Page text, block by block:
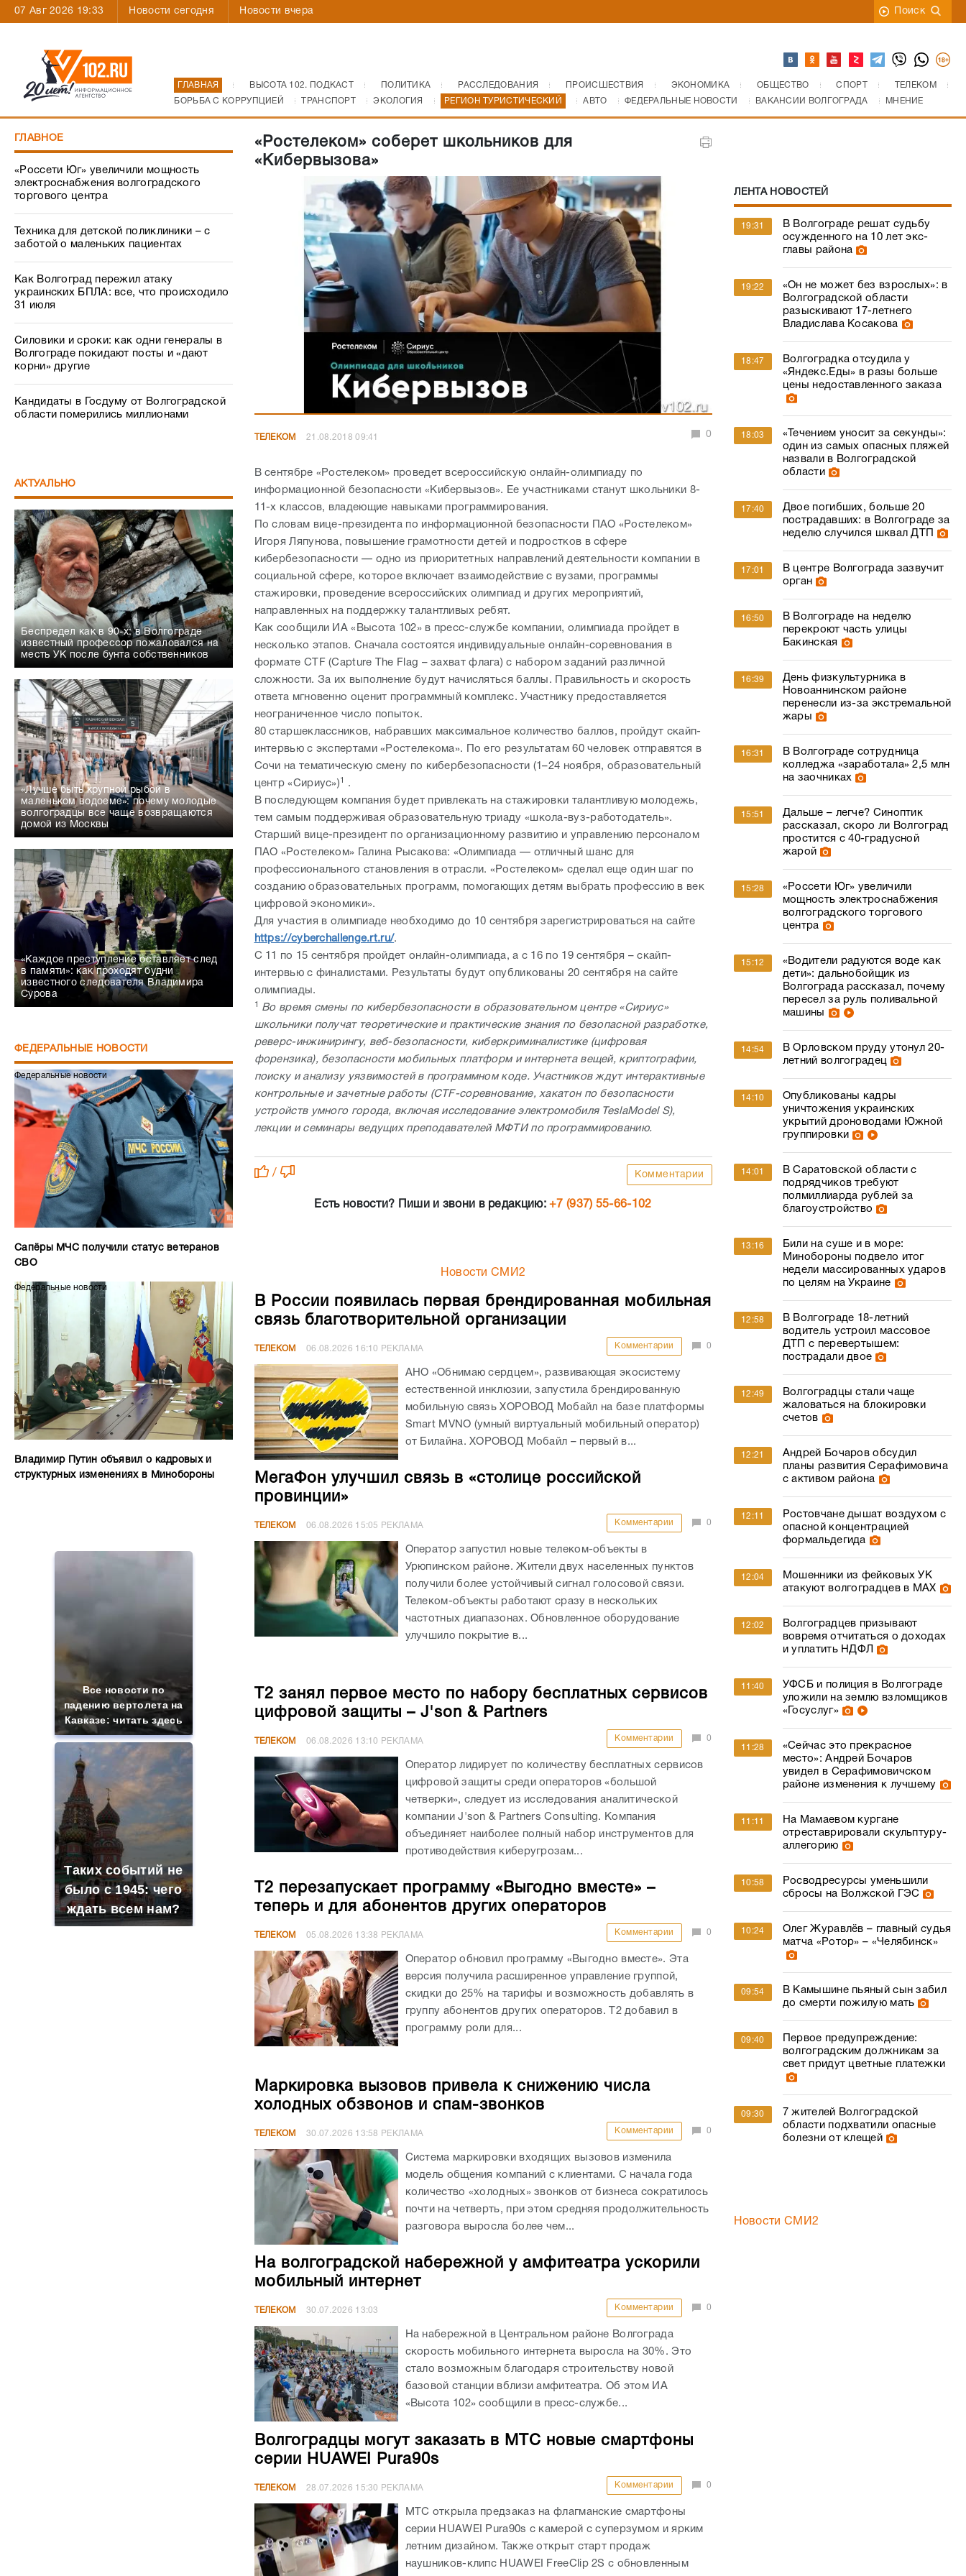
07 Авг 2026 19:33 Новости сегодня Новости вчера Поиск
ГЛАВНАЯ ВЫСОТА 102. ПОДКАСТ ПОЛИТИКА РАССЛЕДОВАНИЯ ПРОИСШЕСТВИЯ ЭКОНОМИКА ОБЩЕСТВО СПОРТ
ТЕЛЕКОМ
БОРЬБА С КОРРУПЦИЕЙ
ТРАНСПОРТ ЭКОЛОГИЯ РЕГИОН ТУРИСТИЧЕСКИЙ АВТО ФЕДЕРАЛЬНЫЕ НОВОСТИ ВАКАНСИИ ВОЛГОГРАДА МНЕНИЕ
ГЛАВНОЕ
«Россети Юг» увеличили мощность
электроснабжения волгоградского
торгового центра
Техника для детской поликлиники – с
заботой о маленьких пациентах
Как Волгоград пережил атаку
украинских БПЛА: все, что происходило
31 июля
Силовики и сроки: как одни генералы в
Волгограде покидают посты и «дают
корни» другие
Кандидаты в Госдуму от Волгоградской
области померились миллионами
АКТУАЛЬНО
Беспредел как в 90-х: в Волгограде
известный профессор пожаловался на
месть УК после бунта собственников
«Лучше быть крупной рыбой в
маленьком водоеме»: почему молодые
волгоградцы все чаще возвращаются
домой из Москвы
«Каждое преступление оставляет след
в памяти»: как проходят будни
известного следователя Владимира
Сурова
ФЕДЕРАЛЬНЫЕ НОВОСТИ
Федеральные новости
Сапёры МЧС получили статус ветеранов
СВО
Федеральные новости
Владимир Путин объявил о кадровых и
структурных изменениях в Минобороны
Все новости по
падению вертолета на
Кавказе: читать здесь
Таких событий не
было с 1945: чего
ждать всем нам?
«Ростелеком» соберет школьников для
«Кибервызова»
ТЕЛЕКОМ 21.08.2018 09:41 0
В сентябре «Ростелеком» проведет всероссийскую онлайн-олимпиаду по
информационной безопасности «Кибервызов». Ее участниками станут школьники 8-
11-х классов, владеющие навыками программирования.
По словам вице-президента по информационной безопасности ПАО «Ростелеком»
Игоря Ляпунова, повышение грамотности детей и подростков в сфере
кибербезопасности — одно из приоритетных направлений деятельности компании в
социальной сфере, которое включает взаимодействие с вузами, программы
стажировки, проведение всероссийских олимпиад и других мероприятий,
направленных на поддержку талантливых ребят.
Как сообщили ИА «Высота 102» в пресс-службе компании, олимпиада пройдет в
несколько этапов. Сначала состоятся индивидуальные онлайн-соревнования в
формате CTF (Capture The Flag – захват флага) с набором заданий различной
сложности. За их выполнение будут начисляться баллы. Правильность и скорость
ответа мгновенно оценит программный комплекс. Участнику предоставляется
неограниченное число попыток.
80 старшеклассников, набравших максимальное количество баллов, пройдут скайп-
интервью с экспертами «Ростелекома». По его результатам 60 человек отправятся в
Сочи на тематическую смену по кибербезопасности (1–24 ноября, образовательный
центр «Сириус») 1
.
В последующем компания будет привлекать на стажировки талантливую молодежь,
тем самым поддерживая образовательную триаду «школа-вуз-работодатель».
Старший вице-президент по организационному развитию и управлению персоналом
ПАО «Ростелеком» Галина Рысакова: «Олимпиада — отличный шанс для
профессионального становления в отрасли. «Ростелеком» сделал еще один шаг по
созданию образовательных программ, помогающих детям выбрать профессию в век
цифровой экономики».
Для участия в олимпиаде необходимо до 10 сентября зарегистрироваться на сайте
https://cyberchallenge.rt.ru/.
С 11 по 15 сентября пройдет онлайн-олимпиада, а с 16 по 19 сентября – скайп-
интервью с финалистами. Результаты будут опубликованы 20 сентября на сайте
олимпиады.
1
Во время смены по кибербезопасности в образовательном центре «Сириус»
школьники получат теоретические и практические знания по безопасной разработке,
реверс-инжинирингу, веб-безопасности, киберкриминалистике (цифровая
форензика), безопасности мобильных платформ и интернета вещей, криптографии,
поиску и анализу уязвимостей в программном коде. Участников ждут интерактивные
контрольные и зачетные работы (CTF-соревнование, хакатон по безопасности
устройств умного города, включая исследование электромобиля TeslaModel S),
лекции и семинары ведущих преподавателей МФТИ по программированию.
/ Комментарии
Есть новости? Пиши и звони в редакцию:+7 (937) 55-66-102
Новости СМИ2
В России появилась первая брендированная мобильная
связь благотворительной организации
ТЕЛЕКОМ 06.08.2026 16:10 РЕКЛАМА Комментарии 0
АНО «Обнимаю сердцем», развивающая экосистему
естественной инклюзии, запустила брендированную
мобильную связь ХОРОВОД Мобайл на базе платформы
Smart MVNO (умный виртуальный мобильный оператор)
от Билайна. ХОРОВОД Мобайл – первый в...
МегаФон улучшил связь в «столице российской
провинции»
ТЕЛЕКОМ 06.08.2026 15:05 РЕКЛАМА Комментарии 0
Оператор запустил новые телеком-объекты в
Урюпинском районе. Жители двух населенных пунктов
получили более устойчивый сигнал голосовой связи.
Телеком-объекты работают сразу в нескольких
частотных диапазонах. Обновленное оборудование
улучшило покрытие в...
Т2 занял первое место по набору бесплатных сервисов
цифровой защиты – J'son & Partners
ТЕЛЕКОМ 06.08.2026 13:10 РЕКЛАМА Комментарии 0
Оператор лидирует по количеству бесплатных сервисов
цифровой защиты среди операторов «большой
четверки», следует из исследования аналитической
компании J'son & Partners Consulting. Компания
объединяет наиболее полный набор инструментов для
противодействия киберугрозам...
Т2 перезапускает программу «Выгодно вместе» –
теперь и для абонентов других операторов
ТЕЛЕКОМ 05.08.2026 13:38 РЕКЛАМА Комментарии 0
Оператор обновил программу «Выгодно вместе». Эта
версия получила расширенное управление группой,
скидки до 25% на тарифы и возможность добавлять в
группу абонентов других операторов. Т2 добавил в
программу роли для...
Маркировка вызовов привела к снижению числа
холодных обзвонов и спам-звонков
ТЕЛЕКОМ 30.07.2026 13:58 РЕКЛАМА Комментарии 0
Система маркировки входящих вызовов изменила
модель общения компаний с клиентами. С начала года
количество «холодных» звонков от бизнеса сократилось
почти на четверть, при этом средняя продолжительность
разговора выросла более чем...
На волгоградской набережной у амфитеатра ускорили
мобильный интернет
ТЕЛЕКОМ 30.07.2026 13:03 Комментарии 0
На набережной в Центральном районе Волгограда
скорость мобильного интернета выросла на 30%. Это
стало возможным благодаря строительству новой
базовой станции вблизи амфитеатра. Об этом ИА
«Высота 102» сообщили в пресс-службе...
Волгоградцы могут заказать в МТС новые смартфоны
серии HUAWEI Pura90s
ТЕЛЕКОМ 28.07.2026 15:30 РЕКЛАМА Комментарии 0
МТС открыла предзаказ на флагманские смартфоны
серии HUAWEI Pura90s с камерой с суперзумом и ярким
летним дизайном. Также открыт старт продаж
наушников-клипс HUAWEI FreeClip 2S с обновленным
ЛЕНТА НОВОСТЕЙ
19:31
В Волгограде решат судьбу
осужденного на 10 лет экс-
главы района
19:22
«Он не может без взрослых»: в
Волгоградской области
разыскивают 17-летнего
Владислава Косакова
18:47
Волгоградка отсудила у
«Яндекс.Еды» в разы больше
цены недоставленного заказа
18:03
«Течением уносит за секунды»:
один из самых опасных пляжей
назвали в Волгоградской
области
17:40
Двое погибших, больше 20
пострадавших: в Волгограде за
неделю случился шквал ДТП
17:01
В центре Волгограда зазвучит
орган
16:50
В Волгограде на неделю
перекроют часть улицы
Бакинская
16:39
День физкультурника в
Новоаннинском районе
перенесли из-за экстремальной
жары
16:31
В Волгограде сотрудница
колледжа «заработала» 2,5 млн
на заочниках
15:51
Дальше – легче? Синоптик
рассказал, скоро ли Волгоград
простится с 40-градусной
жарой
15:28
«Россети Юг» увеличили
мощность электроснабжения
волгоградского торгового
центра
15:12
«Водители радуются воде как
дети»: дальнобойщик из
Волгограда рассказал, почему
пересел за руль поливальной
машины
14:54
В Орловском пруду утонул 20-
летний волгоградец
14:10
Опубликованы кадры
уничтожения украинских
укрытий дроноводами Южной
группировки
14:01
В Саратовской области с
подрядчиков требуют
полмиллиарда рублей за
благоустройство
13:16
Били на суше и в море:
Минобороны подвело итог
недели массированных ударов
по целям на Украине
12:58
В Волгограде 18-летний
водитель устроил массовое
ДТП с перевертышем:
пострадали двое
12:49
Волгоградцы стали чаще
жаловаться на блокировки
счетов
12:21
Андрей Бочаров обсудил
планы развития Серафимовича
с активом района
12:11
Ростовчане дышат воздухом с
опасной концентрацией
формальдегида
12:04
Мошенники из фейковых УК
атакуют волгоградцев в МАХ
12:02
Волгоградцев призывают
вовремя отчитаться о доходах
и уплатить НДФЛ
11:40
УФСБ и полиция в Волгограде
уложили на землю взломщиков
«Госуслуг»
11:28
«Сейчас это прекрасное
место»: Андрей Бочаров
увидел в Серафимовичском
районе изменения к лучшему
11:11
На Мамаевом кургане
отреставрировали скульптуру-
аллегорию
10:58
Росводресурсы уменьшили
сбросы на Волжской ГЭС
10:24
Олег Журавлёв – главный судья
матча «Ротор» – «Челябинск»
09:54
В Камышине пьяный сын забил
до смерти пожилую мать
09:40
Первое предупреждение:
волгоградским должникам за
свет придут цветные платежки
09:30
7 жителей Волгоградской
области подхватили опасные
болезни от клещей
Новости СМИ2